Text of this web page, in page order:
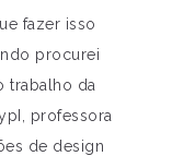
fazer isso
procurei
trabalho da
professora
de design